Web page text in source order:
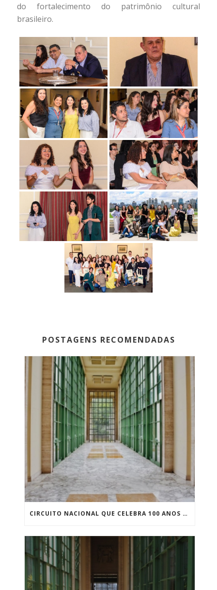
do fortalecimento do patrimônio cultural
brasileiro.
POSTAGENS RECOMENDADAS
CIRCUITO NACIONAL QUE CELEBRA 100 ANOS DO ART DÉCO CHEGA A SÃO PAULO, REALIZADO PELA ELYSIUM SOCIEDADE CULTURAL